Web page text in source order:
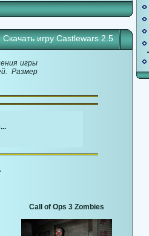
Скачать игру Castlewars 2.5
игры
Размер
Call of Ops 3 Zombies